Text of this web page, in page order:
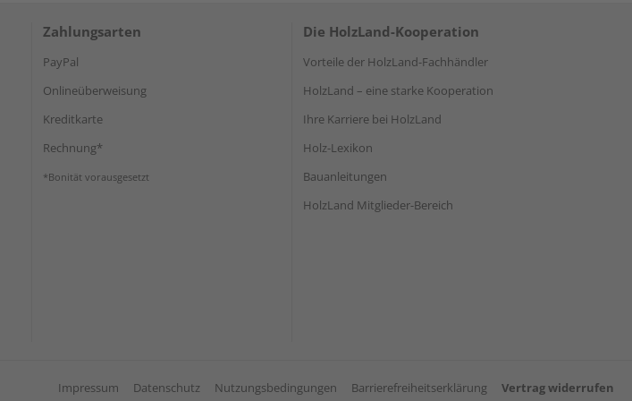
Zahlungsarten
PayPal
Onlineüberweisung
Kreditkarte
Rechnung*
*Bonität vorausgesetzt
Die HolzLand-Kooperation
Vorteile der HolzLand-Fachhändler
HolzLand – eine starke Kooperation
Ihre Karriere bei HolzLand
Holz-Lexikon
Bauanleitungen
HolzLand Mitglieder-Bereich
Impressum Datenschutz Nutzungsbedingungen Barrierefreiheitserklärung Vertrag widerrufen